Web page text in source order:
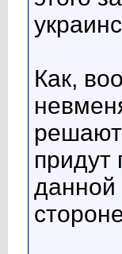
Как,
решают
придут
данной